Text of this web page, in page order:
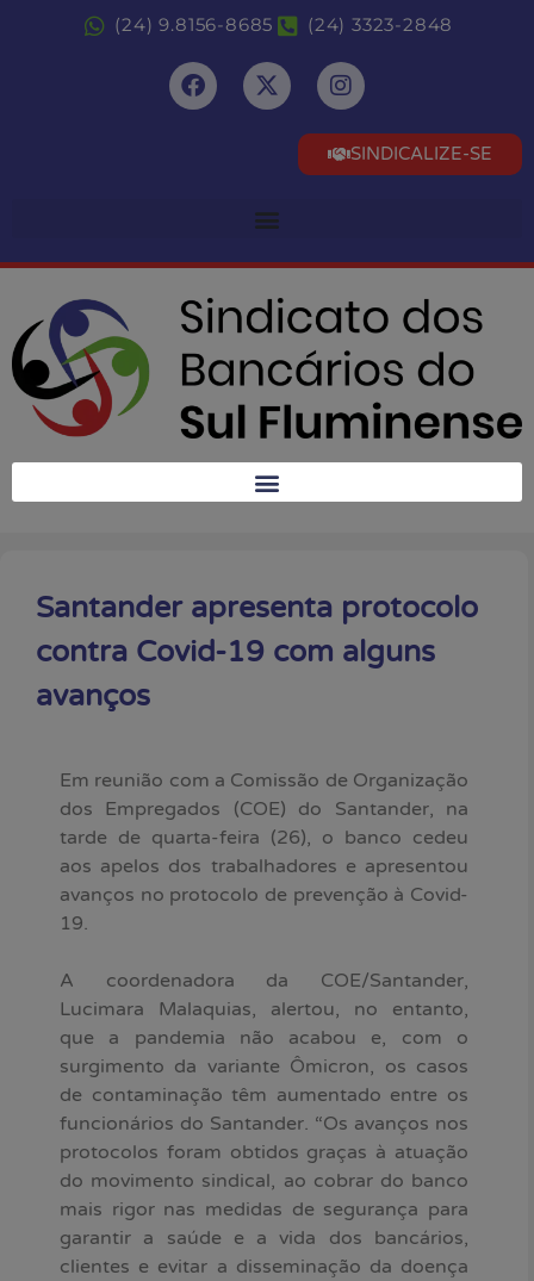
(24) 9.8156-8685 (24) 3323-2848
SINDICALIZE-SE
Santander apresenta protocolo
contra Covid-19 com alguns
avanços
Em reunião com a Comissão de Organização
dos Empregados (COE) do Santander, na
tarde de quarta-feira (26), o banco cedeu
aos apelos dos trabalhadores e apresentou
avanços no protocolo de prevenção à Covid-
19.
A coordenadora da COE/Santander,
Lucimara Malaquias, alertou, no entanto,
que a pandemia não acabou e, com o
surgimento da variante Ômicron, os casos
de contaminação têm aumentado entre os
funcionários do Santander. “Os avanços nos
protocolos foram obtidos graças à atuação
do movimento sindical, ao cobrar do banco
mais rigor nas medidas de segurança para
garantir a saúde e a vida dos bancários,
clientes e evitar a disseminação da doença